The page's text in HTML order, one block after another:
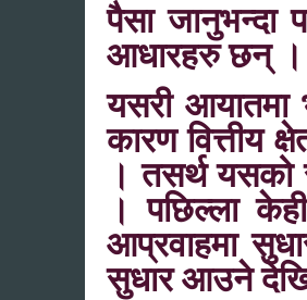
पैसा जानुभन्दा
आधारहरु छन् ।
यसरी आयातमा
कारण वित्तीय
। तसर्थ यसको
। पछिल्ला
आप्रवाहमा
सुधार आउने